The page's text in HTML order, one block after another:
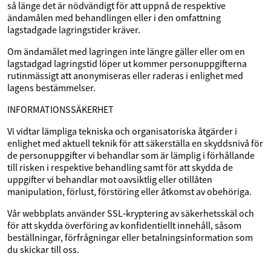
så länge det är nödvändigt för att uppnå de respektive
ändamålen med behandlingen eller i den omfattning
lagstadgade lagringstider kräver.
Om ändamålet med lagringen inte längre gäller eller om en
lagstadgad lagringstid löper ut kommer personuppgifterna
rutinmässigt att anonymiseras eller raderas i enlighet med
lagens bestämmelser.
INFORMATIONSSÄKERHET
Vi vidtar lämpliga tekniska och organisatoriska åtgärder i
enlighet med aktuell teknik för att säkerställa en skyddsnivå för
de personuppgifter vi behandlar som är lämplig i förhållande
till risken i respektive behandling samt för att skydda de
uppgifter vi behandlar mot oavsiktlig eller otillåten
manipulation, förlust, förstöring eller åtkomst av obehöriga.
Vår webbplats använder SSL‑kryptering av säkerhetsskäl och
för att skydda överföring av konfidentiellt innehåll, såsom
beställningar, förfrågningar eller betalningsinformation som
du skickar till oss.